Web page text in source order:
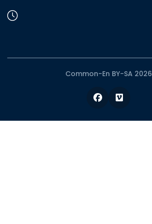
Common-En BY-SA 2026
Facebook
Vimeo